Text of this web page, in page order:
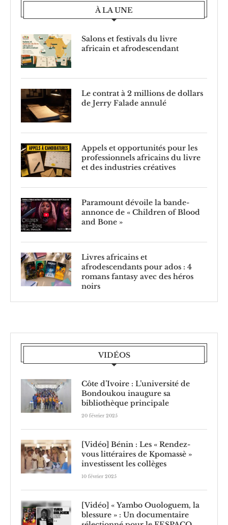
À LA UNE
Salons et festivals du livre
africain et afrodescendant
Le contrat à 2 millions de dollars
de Jerry Falade annulé
Appels et opportunités pour les
professionnels africains du livre
et des industries créatives
Paramount dévoile la bande-
annonce de « Children of Blood
and Bone »
Livres africains et
afrodescendants pour ados : 4
romans fantasy avec des héros
noirs
VIDÉOS
Côte d’Ivoire : L’université de
Bondoukou inaugure sa
bibliothèque principale
20 février 2025
[Vidéo] Bénin : Les « Rendez-
vous littéraires de Kpomassè »
investissent les collèges
10 février 2025
[Vidéo] « Yambo Ouologuem, la
blessure » : Un documentaire